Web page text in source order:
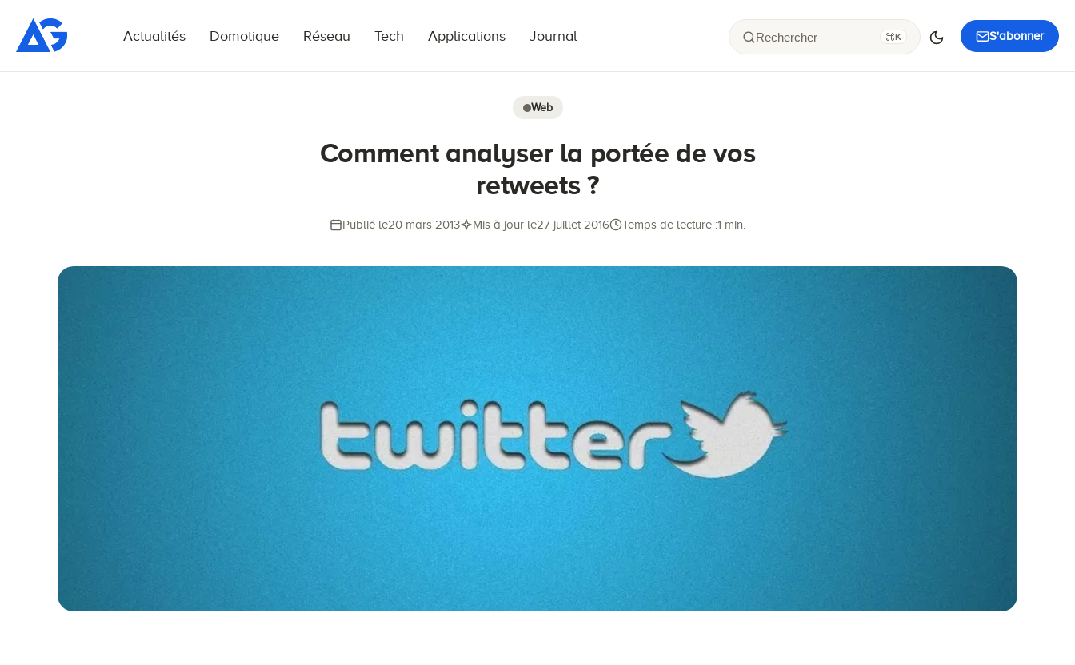
S'abonner
Rechercher K
Actualités Domotique Réseau Tech Applications Journal
Web
Comment analyser la portée de vos
retweets ?
Publié le20 mars 2013 Mis à jour le27 juillet 2016 Temps de lecture :1 min.